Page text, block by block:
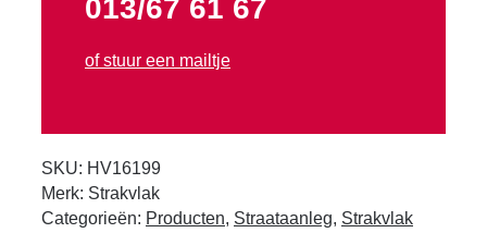
013/67 61 67
of stuur een mailtje
SKU: HV16199
Merk: Strakvlak
Categorieën: Producten, Straataanleg, Strakvlak